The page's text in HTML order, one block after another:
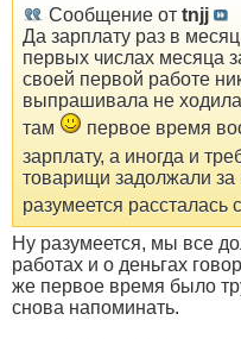
Сообщение от tnjj
Да зарплату раз в
первых числах месяца
своей первой работе
выпрашивала не
там
первое время
зарплату, а иногда и
товарищи задолжали за
разумеется
Ну разумеется, мы все
работах и о деньгах
же первое время было
снова напоминать.